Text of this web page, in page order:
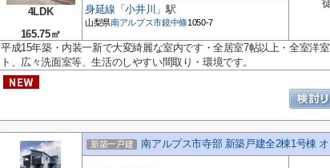
4LDK
165.75㎡
身延線 「小井川 」駅
山梨県南アルプス市鏡中條1050-7
平成15年築・内装一新で大変綺麗な室内です・全居室7帖以上・全室
ト、広々洗面室等、生活のしやすい間取り・環境です。
新築一戸建 南アルプス市寺部 新築戸建全2棟1号棟